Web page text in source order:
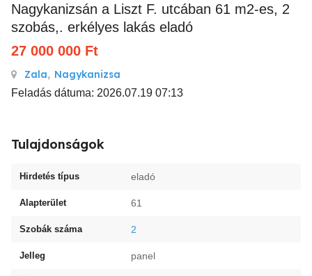
Nagykanizsán a Liszt F. utcában 61 m2-es, 2
szobás,. erkélyes lakás eladó
27 000 000 Ft
Zala, Nagykanizsa
Feladás dátuma: 2026.07.19 07:13
Tulajdonságok
Hirdetés típus eladó
Alapterület 61
Szobák száma 2
Jelleg panel